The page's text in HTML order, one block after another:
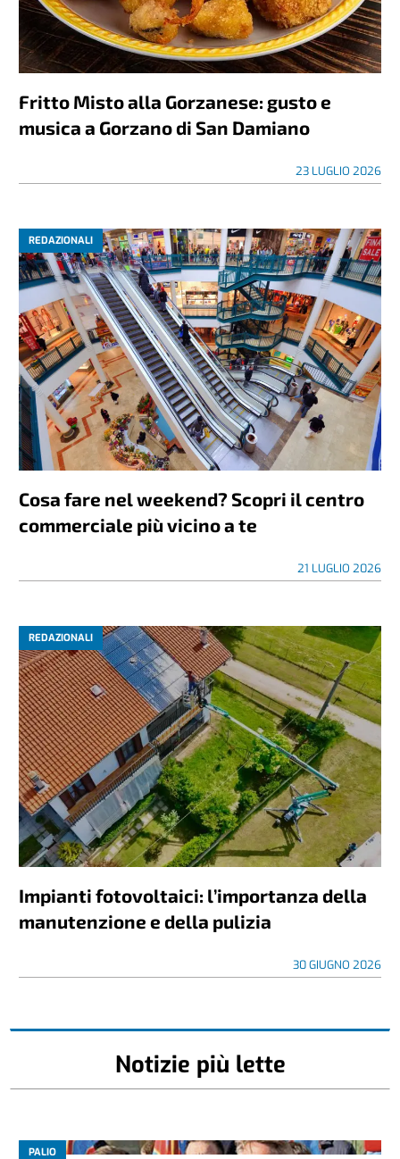
Fritto Misto alla Gorzanese: gusto e
musica a Gorzano di San Damiano
23 LUGLIO 2026
REDAZIONALI
Cosa fare nel weekend? Scopri il centro
commerciale più vicino a te
21 LUGLIO 2026
REDAZIONALI
Impianti fotovoltaici: l’importanza della
manutenzione e della pulizia
30 GIUGNO 2026
Notizie più lette
PALIO